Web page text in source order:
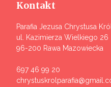
Kontakt
Parafia Jezusa Chrystusa
ul. Kazimierza Wielkiego 26
96-200 Rawa Mazowiecka
697 46 99 20